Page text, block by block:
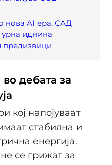
нова AI ера, САД
иднина
предизвици
дебата за
кој напојуваат
стабилна и
енергија.
се грижат за